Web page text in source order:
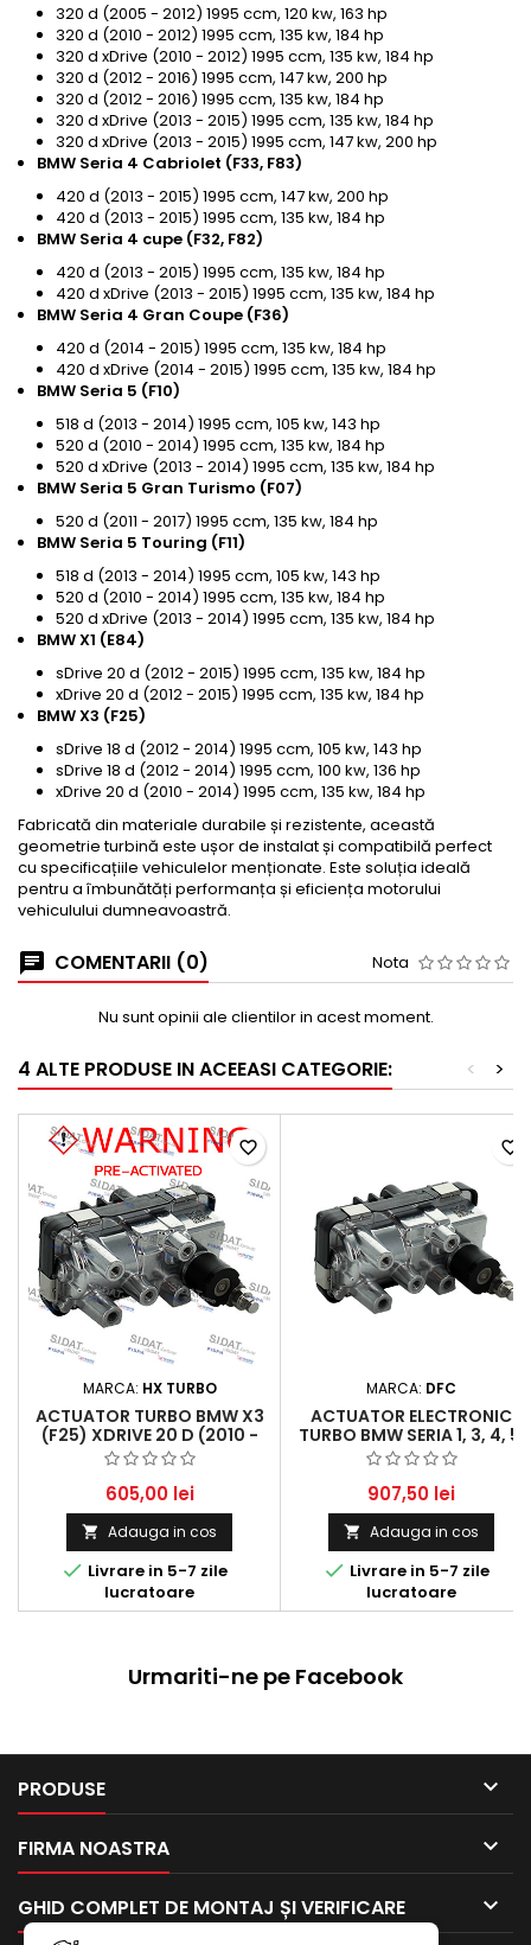
320 d (2005 - 2012) 1995 ccm, 120 kw, 163 hp
320 d (2010 - 2012) 1995 ccm, 135 kw, 184 hp
320 d xDrive (2010 - 2012) 1995 ccm, 135 kw, 184 hp
320 d (2012 - 2016) 1995 ccm, 147 kw, 200 hp
320 d (2012 - 2016) 1995 ccm, 135 kw, 184 hp
320 d xDrive (2013 - 2015) 1995 ccm, 135 kw, 184 hp
320 d xDrive (2013 - 2015) 1995 ccm, 147 kw, 200 hp
BMW Seria 4 Cabriolet (F33, F83)
420 d (2013 - 2015) 1995 ccm, 147 kw, 200 hp
420 d (2013 - 2015) 1995 ccm, 135 kw, 184 hp
BMW Seria 4 cupe (F32, F82)
420 d (2013 - 2015) 1995 ccm, 135 kw, 184 hp
420 d xDrive (2013 - 2015) 1995 ccm, 135 kw, 184 hp
BMW Seria 4 Gran Coupe (F36)
420 d (2014 - 2015) 1995 ccm, 135 kw, 184 hp
420 d xDrive (2014 - 2015) 1995 ccm, 135 kw, 184 hp
BMW Seria 5 (F10)
518 d (2013 - 2014) 1995 ccm, 105 kw, 143 hp
520 d (2010 - 2014) 1995 ccm, 135 kw, 184 hp
520 d xDrive (2013 - 2014) 1995 ccm, 135 kw, 184 hp
BMW Seria 5 Gran Turismo (F07)
520 d (2011 - 2017) 1995 ccm, 135 kw, 184 hp
BMW Seria 5 Touring (F11)
518 d (2013 - 2014) 1995 ccm, 105 kw, 143 hp
520 d (2010 - 2014) 1995 ccm, 135 kw, 184 hp
520 d xDrive (2013 - 2014) 1995 ccm, 135 kw, 184 hp
BMW X1 (E84)
sDrive 20 d (2012 - 2015) 1995 ccm, 135 kw, 184 hp
xDrive 20 d (2012 - 2015) 1995 ccm, 135 kw, 184 hp
BMW X3 (F25)
sDrive 18 d (2012 - 2014) 1995 ccm, 105 kw, 143 hp
sDrive 18 d (2012 - 2014) 1995 ccm, 100 kw, 136 hp
xDrive 20 d (2010 - 2014) 1995 ccm, 135 kw, 184 hp
Fabricată din materiale durabile și rezistente, această
geometrie turbină este ușor de instalat și compatibilă perfect
cu specificațiile vehiculelor menționate. Este soluția ideală
pentru a îmbunătăți performanța și eficiența motorului
vehiculului dumneavoastră.
COMENTARII (0) Nota
Nu sunt opinii ale clientilor in acest moment.
4 ALTE PRODUSE IN ACEEASI CATEGORIE: >
<
MARCA: HX TURBO
ACTUATOR TURBO BMW X3
(F25) XDRIVE 20 D (2010 -
2014) 1995 CCM, 135 KW, 184
HP
605,00 lei
 Adauga in cos
 Livrare in 5-7 zile
lucratoare
favorite_border
MARCA: DFC
ACTUATOR ELECTRONIC
TURBO BMW SERIA 1, 3, 4, 5,
X1, X3 - 320D, 520D, XDRIVE
- 1995 CCM, 135 KW
907,50 lei
 Adauga in cos
 Livrare in 5-7 zile
lucratoare
favorite_border
Urmariti-ne pe Facebook
PRODUSE 
FIRMA NOASTRA 
GHID COMPLET DE MONTAJ ȘI VERIFICARE 